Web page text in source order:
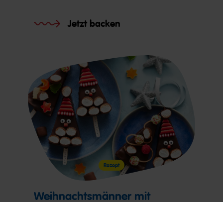
Jetzt backen
Weihnachtsmänner mit
Rezept